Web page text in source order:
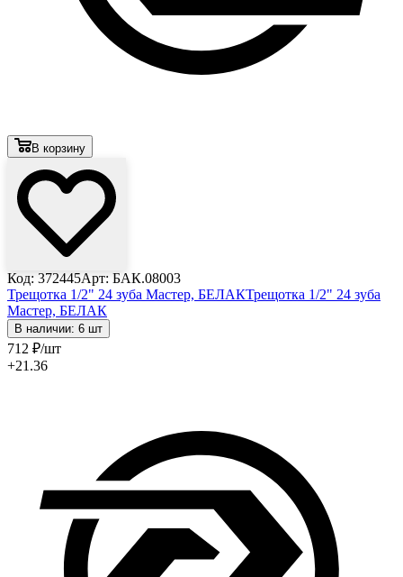
В корзину
Код: 372445Арт: БАК.08003
Трещотка 1/2" 24 зуба Мастер, БЕЛАКТрещотка 1/2" 24 зуба
Мастер, БЕЛАК
В наличии: 6 шт
712 ₽/шт
+21.36